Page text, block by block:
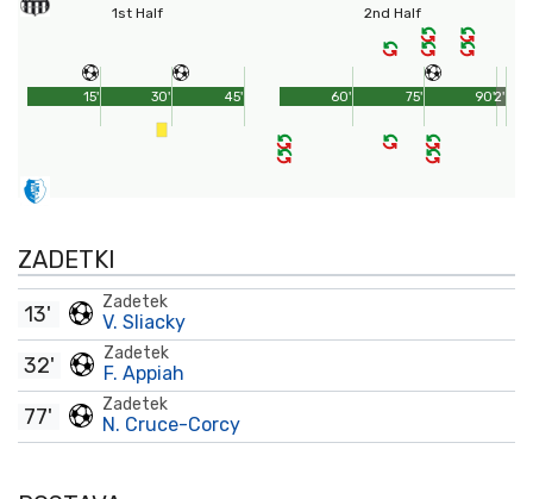
1st Half
45'
15' 30'
2nd Half
90'
60' 75' 2'
ZADETKI
Zadetek
V. Sliacky
13'
Zadetek
F. Appiah
32'
Zadetek
N. Cruce-Corcy
77'